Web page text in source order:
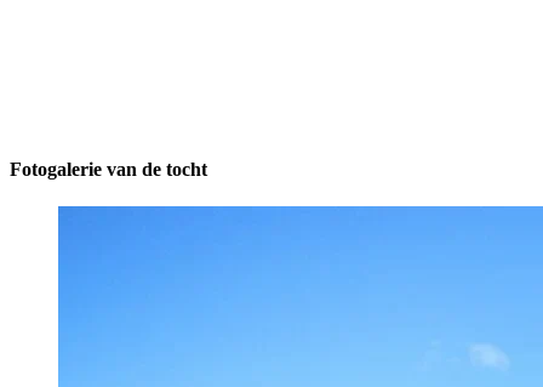
Fotogalerie van de tocht